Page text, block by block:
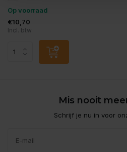
Op voorraad
€10,70
Incl. btw
Mis nooit
Schrijf je nu in voor